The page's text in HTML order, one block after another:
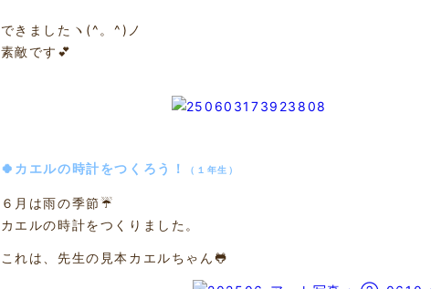
できましたヽ(^。^)ノ
素敵です💕
🍀カエルの時計をつくろう！ （１年生）
６月は雨の季節☔
カエルの時計をつくりました。
これは、先生の見本カエルちゃん🐸